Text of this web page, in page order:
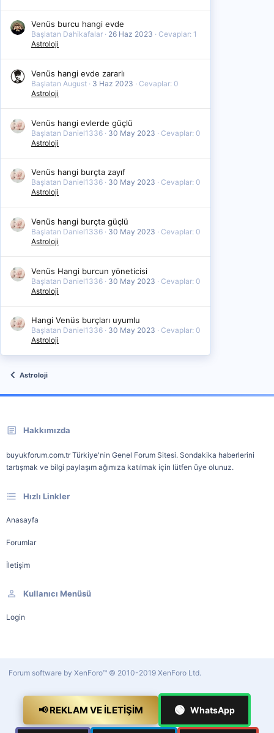
Venüs burcu hangi evde
Başlatan Dahikafalar 26 Haz 2023
Cevaplar: 1
Astroloji
Venüs hangi evde zararlı
Başlatan August 3 Haz 2023
Cevaplar: 0
Astroloji
Venüs hangi evlerde güçlü
Başlatan Daniel1336 30 May 2023
Cevaplar: 0
Astroloji
Venüs hangi burçta zayıf
Başlatan Daniel1336 30 May 2023
Cevaplar: 0
Astroloji
Venüs hangi burçta güçlü
Başlatan Daniel1336 30 May 2023
Cevaplar: 0
Astroloji
Venüs Hangi burcun yöneticisi
Başlatan Daniel1336 30 May 2023
Cevaplar: 0
Astroloji
Hangi Venüs burçları uyumlu
Başlatan Daniel1336 30 May 2023
Cevaplar: 0
Astroloji
Astroloji
Hakkımızda
buyukforum.com.tr Türkiye'nin Genel Forum Sitesi. Sondakika haberlerini
tartışmak ve bilgi paylaşım ağımıza katılmak için lütfen üye olunuz.
Hızlı Linkler
Anasayfa
Forumlar
İletişim
Kullanıcı Menüsü
Login
Forum software by XenForo™ © 2010-2019 XenForo Ltd.
📢 REKLAM VE İLETIŞIM 🟢 WhatsApp